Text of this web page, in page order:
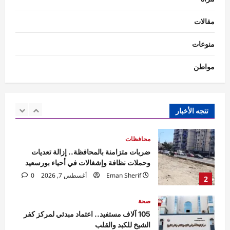
مقالات
منوعات
مواطن
تتجه الأخبار
1
2
ضربات متزامنة بالمحافظة.. إزالة تعديات
0
3
صحة
105 آلاف مستفيد.. اعتماد مبدئي لمركز كفر
الشيخ للكبد والقلب
Mariam mostafa
0
محافظات
البوابة المفتوحة بصدفا تستقبل الآلاف من زوار
ومحبي سيدي أبي العباس السبتي